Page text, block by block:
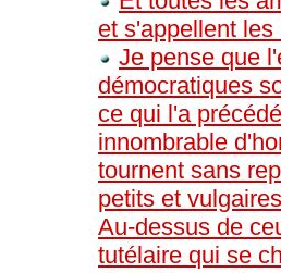
et s'appellent
Je pense que
démocratiques
ce qui l'a
innombrable
tournent sans
petits et
Au-dessus de
tutélaire qui se